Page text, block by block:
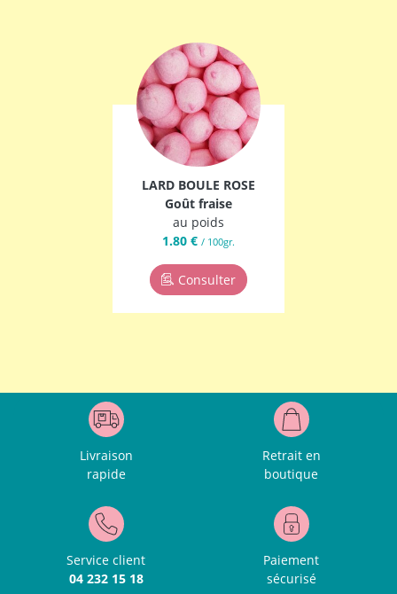
LARD BOULE ROSE
Goût fraise
au poids
1.80 € / 100gr.
Consulter
Livraison
rapide
Retrait en
boutique
Service client
04 232 15 18
Paiement
sécurisé